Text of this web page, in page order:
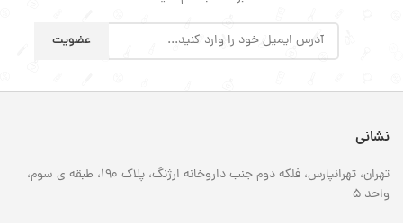
نشانی
تهران، تهرانپارس، فلکه دوم جنب داروخانه ارژنگ، پلاک 190، طبقه ی سوم،
واحد 5